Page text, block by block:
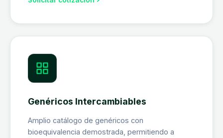
Genéricos Intercambiables
Amplio catálogo de genéricos con
bioequivalencia demostrada, permitiendo a